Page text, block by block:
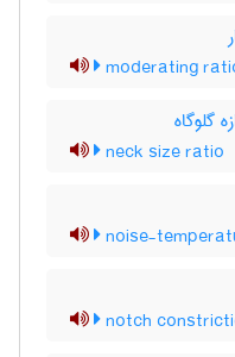
moderating
گلوگاه
neck size ratio
noise-
notch